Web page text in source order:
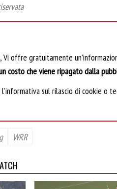
Vi offre gratuitamente
costo che viene ripagato dalla
sul rilascio di cookie o
WRR